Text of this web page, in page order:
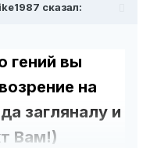
сказал:
гений вы
на
загляналу и
Вам!)